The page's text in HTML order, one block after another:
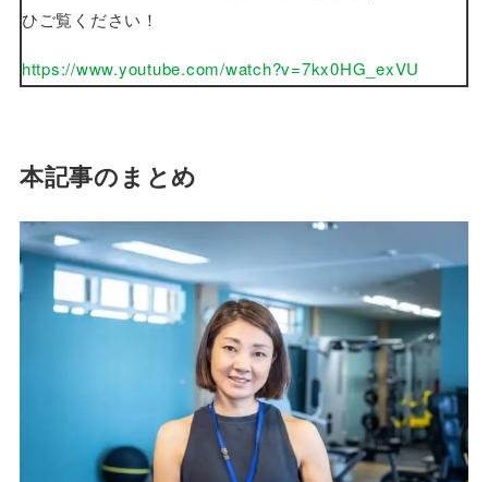
ひご覧ください！
https://www.youtube.com/watch?v=7kx0HG_exVU
本記事のまとめ